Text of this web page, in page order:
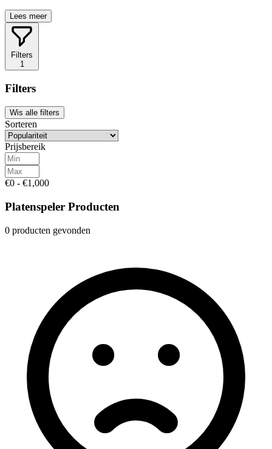
Lees meer
Filters
1
Filters
Wis alle filters
Sorteren
Prijsbereik
€0 - €1,000
Platenspeler Producten
0 producten gevonden